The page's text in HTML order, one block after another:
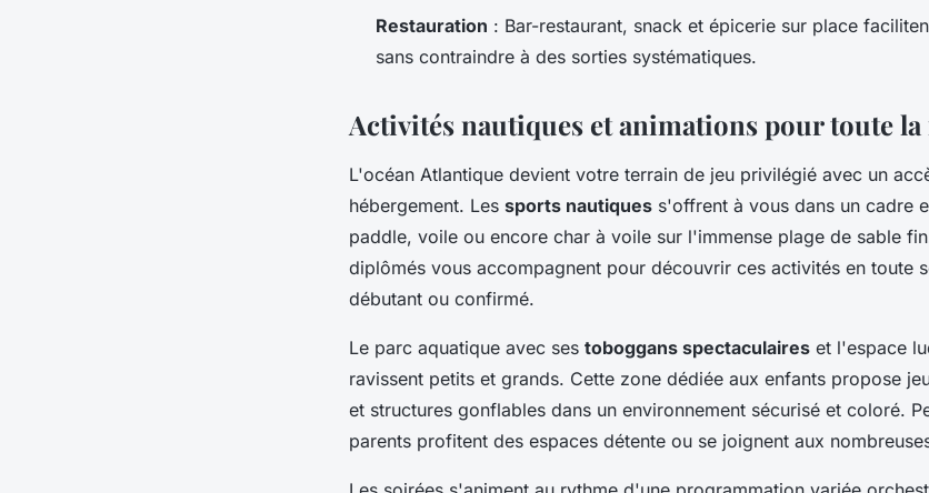
Restauration : Bar-restaurant, snack et épicerie sur place
sans contraindre à des sorties systématiques.
Activités nautiques et animations pour toute
L'océan Atlantique devient votre terrain de jeu privilégié avec un
hébergement. Les sports nautiques s'offrent à vous dans un cadre
paddle, voile ou encore char à voile sur l'immense plage de sable
diplômés vous accompagnent pour découvrir ces activités en toute
débutant ou confirmé.
Le parc aquatique avec ses toboggans spectaculaires et l'espace
ravissent petits et grands. Cette zone dédiée aux enfants propose
et structures gonflables dans un environnement sécurisé et coloré.
parents profitent des espaces détente ou se joignent aux